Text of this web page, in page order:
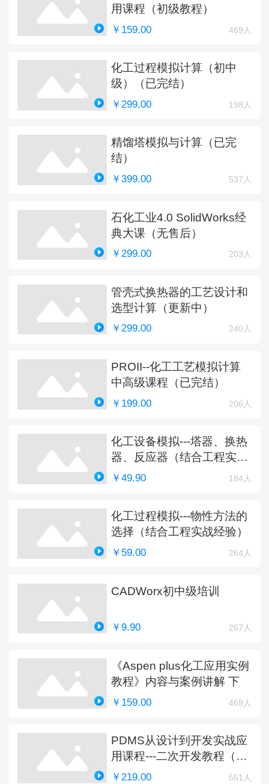
用课程（初级教程）
￥159.00 469人
化工过程模拟计算（初中
级）（已完结）
￥299.00 198人
精馏塔模拟与计算（已完
结）
￥399.00 537人
石化工业4.0 SolidWorks经
典大课（无售后）
￥299.00 203人
管壳式换热器的工艺设计和
选型计算（更新中）
￥299.00 240人
PROII--化工工艺模拟计算
中高级课程（已完结）
￥199.00 206人
化工设备模拟---塔器、换热
器、反应器（结合工程实
例）
￥49.90 184人
化工过程模拟---物性方法的
选择（结合工程实战经验）
￥59.00 264人
CADWorx初中级培训
￥9.90 267人
《Aspen plus化工应用实例
教程》内容与案例讲解 下
￥159.00 469人
PDMS从设计到开发实战应
用课程---二次开发教程（完
结）
￥219.00 551人